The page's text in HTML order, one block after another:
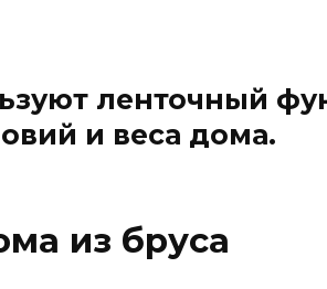
ленточный
и веса дома.
из бруса